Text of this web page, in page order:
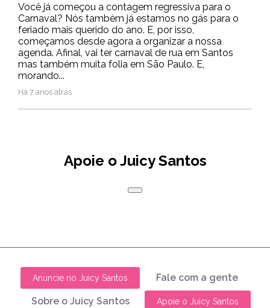
Você já começou a contagem regressiva para o
Carnaval? Nós também já estamos no gás para o
feriado mais querido do ano. E, por isso,
começamos desde agora a organizar a nossa
agenda. Afinal, vai ter carnaval de rua em Santos
mas também muita folia em São Paulo. E,
morando...
Há 7 anos atrás
Apoie o Juicy Santos
Anuncie no Juicy Santos Fale com a gente
Sobre o Juicy Santos Apoie o Juicy Santos